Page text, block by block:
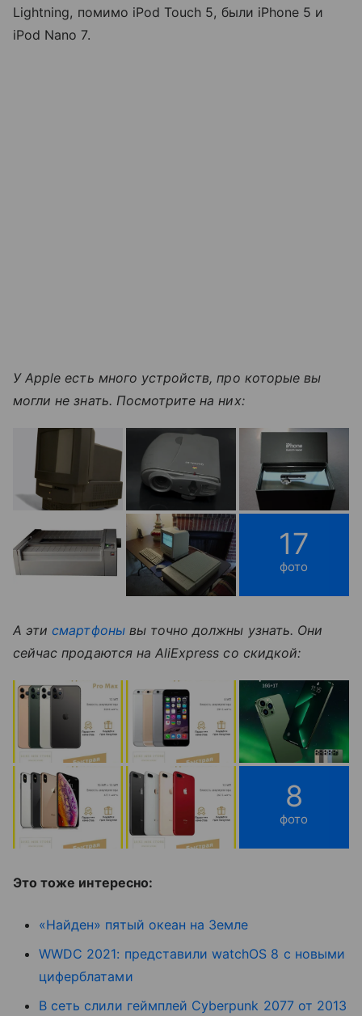
Lightning, помимо iPod Touch 5, были iPhone 5 и
iPod Nano 7.
У Apple есть много устройств, про которые вы
могли не знать. Посмотрите на них:
17
фото
А этисмартфонывы точно должны узнать. Они
сейчас продаются на AliExpress со скидкой:
8
фото
Это тоже интересно:
«Найден» пятый океан на Земле
WWDC 2021: представили watchOS 8 с новыми
циферблатами
В сеть слили геймплей Cyberpunk 2077 от 2013